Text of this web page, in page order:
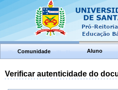
Comunidade Aluno
Verificar autenticidade do